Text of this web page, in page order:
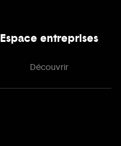
Espace entreprises
Découvrir